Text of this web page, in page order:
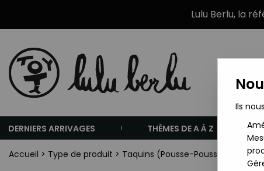
Lulu Berlu, la
DERNIERS ARRIVAGES THÈMES DE A À Z
Accueil > Type de produit > Taquins (Pousse-Pousse)
Ils